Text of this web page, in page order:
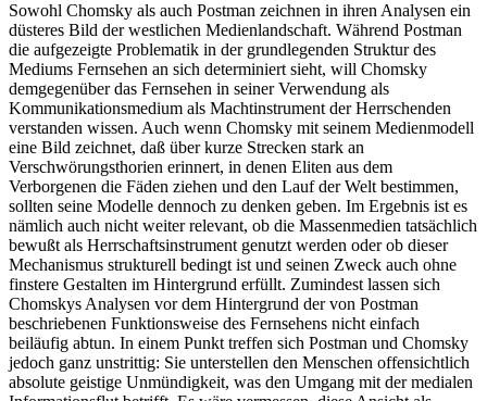
Sowohl Chomsky als auch Postman zeichnen in ihren Analysen ein
düsteres Bild der westlichen Medienlandschaft. Während Postman
die aufgezeigte Problematik in der grundlegenden Struktur des
Mediums Fernsehen an sich determiniert sieht, will Chomsky
demgegenüber das Fernsehen in seiner Verwendung als
Kommunikationsmedium als Machtinstrument der Herrschenden
verstanden wissen. Auch wenn Chomsky mit seinem Medienmodell
eine Bild zeichnet, daß über kurze Strecken stark an
Verschwörungsthorien erinnert, in denen Eliten aus dem
Verborgenen die Fäden ziehen und den Lauf der Welt bestimmen,
sollten seine Modelle dennoch zu denken geben. Im Ergebnis ist es
nämlich auch nicht weiter relevant, ob die Massenmedien tatsächlich
bewußt als Herrschaftsinstrument genutzt werden oder ob dieser
Mechanismus strukturell bedingt ist und seinen Zweck auch ohne
finstere Gestalten im Hintergrund erfüllt. Zumindest lassen sich
Chomskys Analysen vor dem Hintergrund der von Postman
beschriebenen Funktionsweise des Fernsehens nicht einfach
beiläufig abtun. In einem Punkt treffen sich Postman und Chomsky
jedoch ganz unstrittig: Sie unterstellen den Menschen offensichtlich
absolute geistige Unmündigkeit, was den Umgang mit der medialen